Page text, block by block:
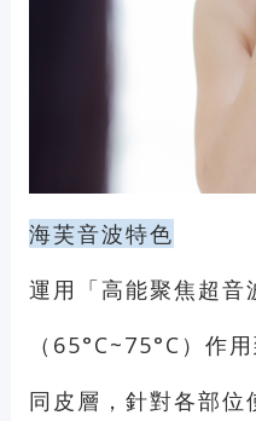
海芙音波特色
運用「高能聚焦超音
（65°C~75°C）作
同皮層，針對各部位